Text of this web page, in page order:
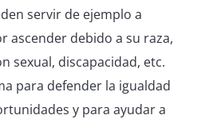
servir de ejemplo a
ascender debido a su raza,
sexual, discapacidad, etc.
para defender la igualdad
y para ayudar a